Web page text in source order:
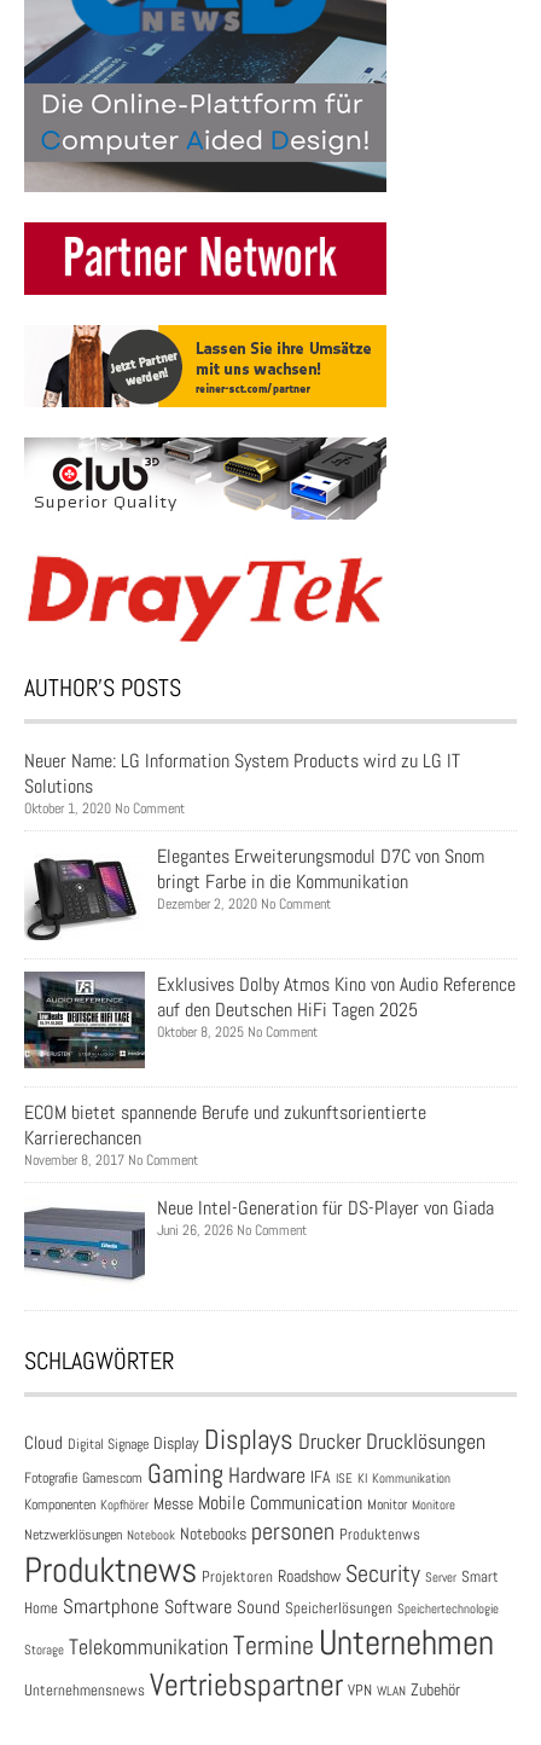
AUTHOR’S POSTS
Neuer Name: LG Information System Products wird zu LG IT
Solutions
Oktober 1, 2020 No Comment
Elegantes Erweiterungsmodul D7C von Snom
bringt Farbe in die Kommunikation
Dezember 2, 2020 No Comment
Exklusives Dolby Atmos Kino von Audio Reference
auf den Deutschen HiFi Tagen 2025
Oktober 8, 2025 No Comment
ECOM bietet spannende Berufe und zukunftsorientierte
Karrierechancen
November 8, 2017 No Comment
Neue Intel-Generation für DS-Player von Giada
Juni 26, 2026 No Comment
SCHLAGWÖRTER
Cloud Digital Signage Display Displays Drucker Drucklösungen
Fotografie Gamescom Gaming Hardware IFA ISE KI Kommunikation
Komponenten Kopfhörer Messe Mobile Communication Monitor Monitore
Netzwerklösungen Notebook Notebooks personen Produktenws
Produktnews Projektoren Roadshow Security Server Smart
Home Smartphone Software Sound Speicherlösungen Speichertechnologie
Storage Telekommunikation Termine Unternehmen
Unternehmensnews Vertriebspartner VPN WLAN Zubehör